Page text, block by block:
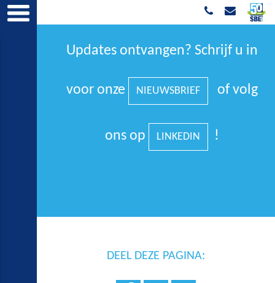
Updates ontvangen? Schrijf u in
voor onze NIEUWSBRIEF of volg
ons op LINKEDIN !
DEEL DEZE PAGINA: